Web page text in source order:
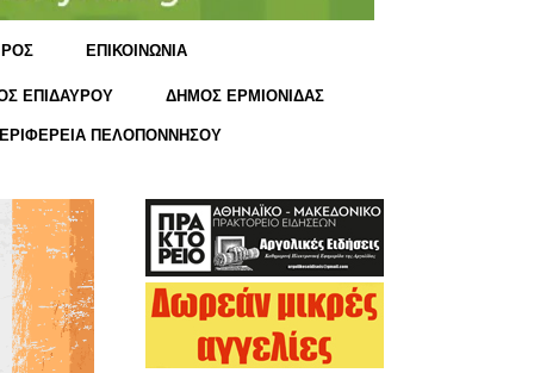
ΕΠΙΚΟΙΝΩΝΙΑ
ΕΠΙΔΑΥΡΟΥ ΔΗΜΟΣ ΕΡΜΙΟΝΙΔΑΣ
ΠΕΛΟΠΟΝΝΗΣΟΥ